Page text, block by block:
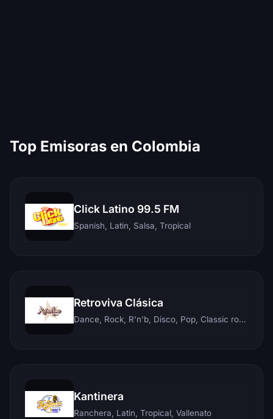
Top Emisoras en Colombia
Click Latino 99.5 FM
Spanish, Latin, Salsa, Tropical
Retroviva Clásica
Dance, Rock, R'n'b, Disco, Pop, Classic rock, Techno, Reggae
Kantinera
Ranchera, Latin, Tropical, Vallenato